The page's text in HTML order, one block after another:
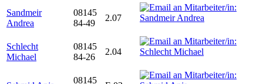
Sandmeir
Andrea
08145
84-49
2.07
Schlecht
Michael
08145
84-26
2.04
08145